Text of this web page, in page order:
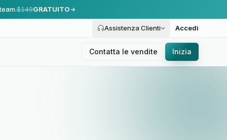
$149GRATUITO
Assistenza Clienti Accedi
Contatta le vendite Inizia